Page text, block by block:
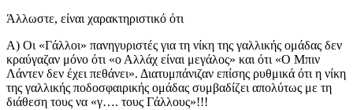
Άλλωστε, είναι χαρακτηριστικό ότι
Α) Οι «Γάλλοι» πανηγυριστές για τη νίκη της γαλλικής ομάδας δεν
κραύγαζαν μόνο ότι «ο Αλλάχ είναι μεγάλος» και ότι «Ο Μπιν
Λάντεν δεν έχει πεθάνει». Διατυμπάνιζαν επίσης ρυθμικά ότι η νίκη
της γαλλικής ποδοσφαιρικής ομάδας συμβαδίζει απολύτως με τη
διάθεση τους να «γ…. τους Γάλλους»!!!